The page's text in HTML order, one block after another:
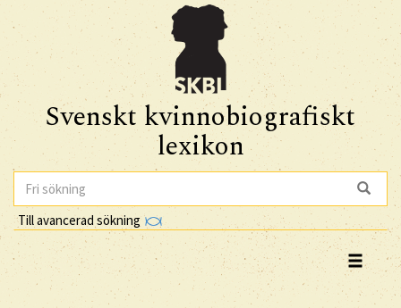
Svenskt kvinnobiografiskt
lexikon
Till avancerad sökning